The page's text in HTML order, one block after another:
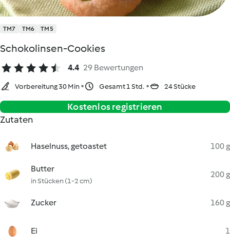
TM7 TM6 TM5
Schokolinsen-Cookies
4.4 29 Bewertungen
Vorbereitung 30 Min Gesamt 1 Std. 24 Stücke
Kostenlos registrieren
Zutaten
Haselnuss, getoastet 100 g
Butter
in Stücken (1-2 cm)
200 g
Zucker 160 g
Ei 1